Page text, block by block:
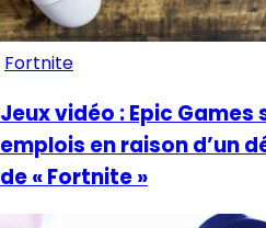
Fortnite
Jeux vidéo : Epic Games
emplois en raison d’un
de « Fortnite »